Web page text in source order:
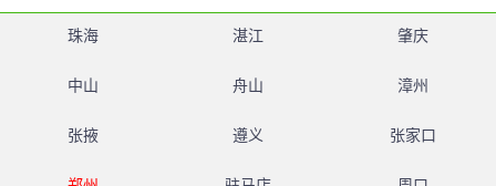
珠海 湛江 肇庆
中山 舟山 漳州
张掖 遵义 张家口